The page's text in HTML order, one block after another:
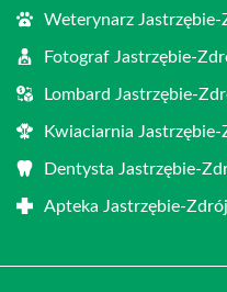
Weterynarz Jastrzębie-
Fotograf Jastrzębie-
Lombard Jastrzębie-
Kwiaciarnia Jastrzębie-
Dentysta Jastrzębie-
Apteka Jastrzębie-Zdrój